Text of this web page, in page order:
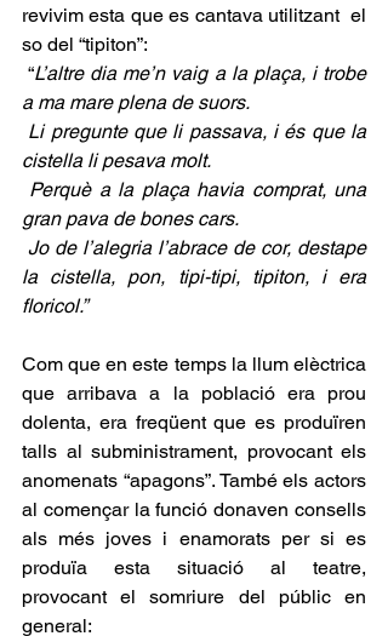
revivim esta que es cantava utilitzant  el
so del “tipiton”:
“L’altre dia me’n vaig a la plaça, i trobe
a ma mare plena de suors.
Li pregunte que li passava, i és que la
cistella li pesava molt.
Perquè a la plaça havia comprat, una
gran pava de bones cars.
Jo de l’alegria l’abrace de cor, destape
la cistella, pon, tipi-tipi, tipiton, i era
floricol.”
Com que en este temps la llum elèctrica
que arribava a la població era prou
dolenta, era freqüent que es produïren
talls al subministrament, provocant els
anomenats “apagons”. També els actors
al començar la funció donaven consells
als més joves i enamorats per si es
produïa esta situació al teatre,
provocant el somriure del públic en
general: